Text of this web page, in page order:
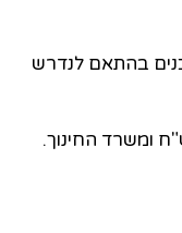
בהתאם לנדרש